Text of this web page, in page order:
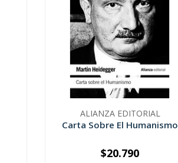
ALIANZA EDITORIAL
Carta Sobre El Humanismo
+
$20.790